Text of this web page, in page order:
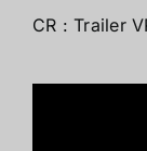
CR :Trailer